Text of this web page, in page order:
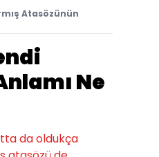
Atasözünün
Ne
da oldukça